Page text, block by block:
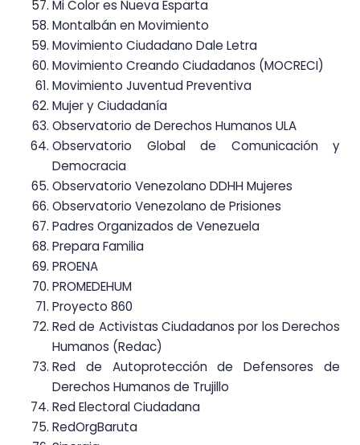
Mi Color es Nueva Esparta
Montalbán en Movimiento
Movimiento Ciudadano Dale Letra
Movimiento Creando Ciudadanos (MOCRECI)
Movimiento Juventud Preventiva
Mujer y Ciudadanía
Observatorio de Derechos Humanos ULA
Observatorio Global de Comunicación y
Democracia
Observatorio Venezolano DDHH Mujeres
Observatorio Venezolano de Prisiones
Padres Organizados de Venezuela
Prepara Familia
PROENA
PROMEDEHUM
Proyecto 860
Red de Activistas Ciudadanos por los Derechos
Humanos (Redac)
Red de Autoprotección de Defensores de
Derechos Humanos de Trujillo
Red Electoral Ciudadana
RedOrgBaruta